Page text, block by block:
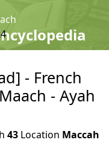
- French
- Ayah
43 Location Maccah